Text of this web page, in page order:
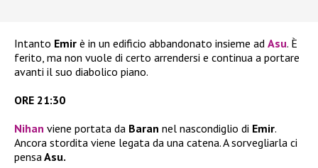
Intanto Emir è in un edificio abbandonato insieme ad Asu. È
ferito, ma non vuole di certo arrendersi e continua a portare
avanti il suo diabolico piano.
ORE 21:30
Nihan viene portata da Baran nel nascondiglio di Emir.
Ancora stordita viene legata da una catena. A sorvegliarla ci
pensa Asu.